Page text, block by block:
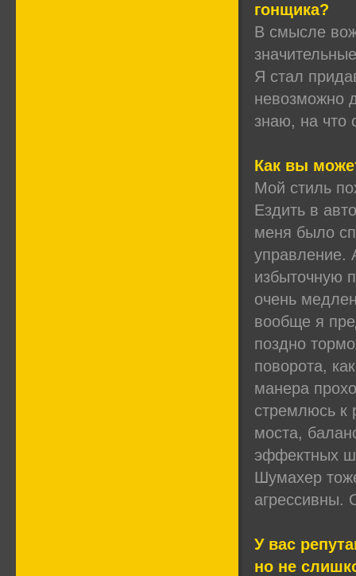
гонщика?
В смысле
Я стал
невозможно
знаю, на что
Как вы
Мой стиль
Ездить в
меня было
управление.
избыточную
очень
вообще я
поздно
поворота,
манера
стремлюсь к
моста,
эффектных
Шумахер
агрессивны.
У вас
но не